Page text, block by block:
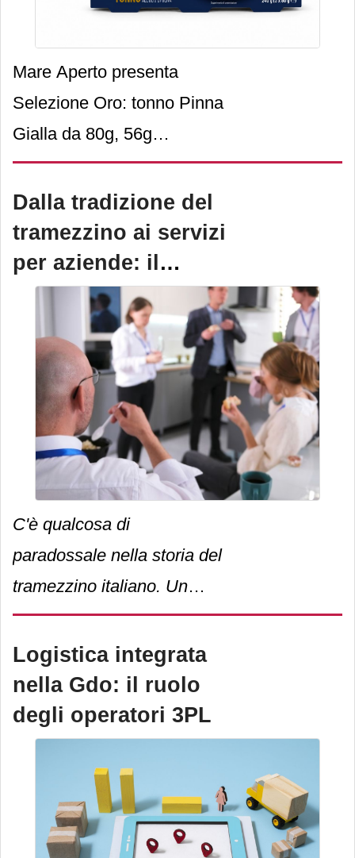
Mare Aperto presenta
Selezione Oro: tonno Pinna
Gialla da 80g, 56g
sgocciolato, 25% olio EVO
e apertura easy peel.
Dalla tradizione del
tramezzino ai servizi
per aziende: il
modello che parla a
C'è qualcosa di
paradossale nella storia del
tramezzino italiano. Un
prodotto semplice,
diventato simbolo della
pausa veloce per
eccellenza, uno degli
alimenti più adattabili al
cambiamento dei consumi
urbani. Compatibile con
qualsiasi contesto: un
Logistica integrata
nella Gdo: il ruolo
degli operatori 3PL